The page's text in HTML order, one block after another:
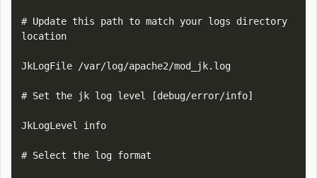
# Update this path to match your logs directory
location
JkLogFile /var/log/apache2/mod_jk.log
# Set the jk log level [debug/error/info]
JkLogLevel info
# Select the log format